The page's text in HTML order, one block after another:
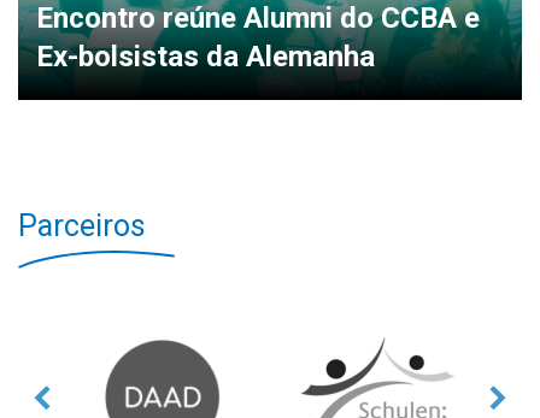
Encontro reúne Alumni do CCBA e
Ex-bolsistas da Alemanha
Parceiros